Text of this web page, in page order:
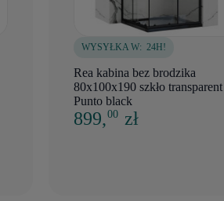
WYSYŁKA W: 24H!
Rea kabina bez brodzika
80x100x190 szkło transparent
Punto black
899,00 zł